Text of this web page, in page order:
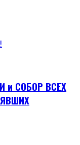
и СОБОР ВСЕХ